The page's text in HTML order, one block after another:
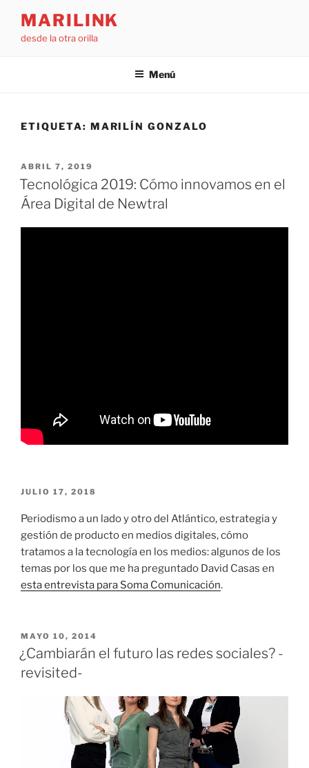
contenido
MARILINK
desde la otra orilla
Menú
ETIQUETA: MARILÍN GONZALO
PUBLICADO
EL
ABRIL 7, 2019
Tecnológica 2019: Cómo innovamos en el
Área Digital de Newtral
PUBLICADO
JULIO 17, 2018
Periodismo a un lado y otro del Atlántico, estrategia y
gestión de producto en medios digitales, cómo
tratamos a la tecnología en los medios: algunos de los
temas por los que me ha preguntado David Casas en
esta entrevista para Soma Comunicación.
PUBLICADO
EL
MAYO 10, 2014
¿Cambiarán el futuro las redes sociales? -
revisited-